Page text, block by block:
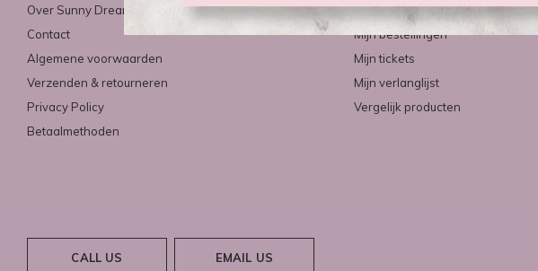
Over Sunny Dreams & Mirazo
Contact
Algemene voorwaarden
Verzenden & retourneren
Privacy Policy
Betaalmethoden
Registreren
Mijn bestellingen
Mijn tickets
Mijn verlanglijst
Vergelijk producten
CALL US EMAIL US